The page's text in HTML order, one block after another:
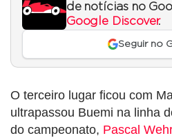
de notícias no
Google Discover.
Seguir no
O terceiro lugar ficou com
ultrapassou Buemi na linha
do campeonato, Pascal